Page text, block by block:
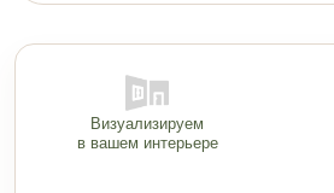
Визуализируем
в вашем интерьере